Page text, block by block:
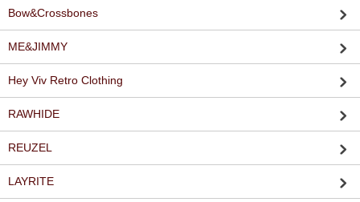
Bow&Crossbones
ME&JIMMY
Hey Viv Retro Clothing
RAWHIDE
REUZEL
LAYRITE